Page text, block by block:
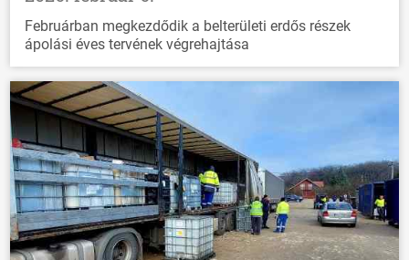
Februárban megkezdődik a belterületi erdős részek
ápolási éves tervének végrehajtása